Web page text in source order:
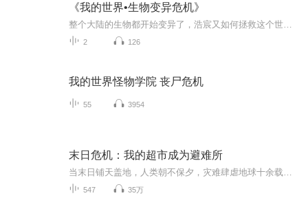
《我的世界•生物变异危机》
2 126
我的世界怪物学院 丧尸危机
55 3954
末日危机：我的超市成为避难所
547 35万